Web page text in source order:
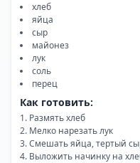
хлеб
яйца
сыр
майонез
лук
соль
перец
Как готовить:
Размять хлеб
Мелко нарезать лук
Смешать яйца, тертый
Выложить начинку на